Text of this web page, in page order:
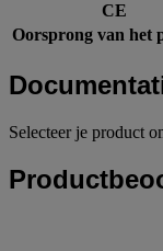
CE
Oorsprong van het
Selecteer je product